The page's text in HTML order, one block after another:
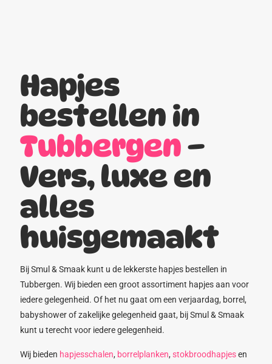
Hapjes
bestellen in
Tubbergen–
Vers, luxe en
alles
huisgemaakt
Bij Smul & Smaak kunt u de lekkerste hapjes bestellen in
Tubbergen. Wij bieden een groot assortiment hapjes aan voor
iedere gelegenheid. Of het nu gaat om een verjaardag, borrel,
babyshower of zakelijke gelegenheid gaat, bij Smul & Smaak
kunt u terecht voor iedere gelegenheid.
Wij bieden hapjesschalen, borrelplanken, stokbroodhapjesen